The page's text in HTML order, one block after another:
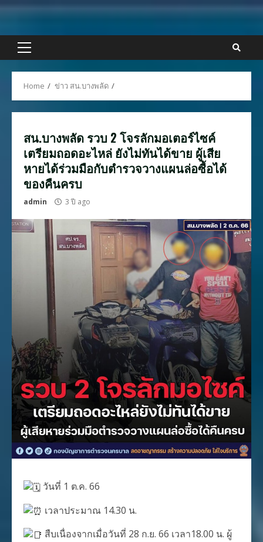
Skip
content
Primary
Home ข่าว สน.บางพลัด
สน.บางพลัด รวบ 2 โจรลักมอเตอร์ไซค์
เตรียมถอดอะไหล่ ยังไม่ทันได้ขาย ผู้เสีย
หายได้ร่วมมือกับตำรวจวางแผนล่อซื้อได้
ของคืนครบ
admin 3 ปี ago
วันที่ 1 ต.ค. 66
เวลาประมาณ 14.30 น.
สืบเนื่องจากเมื่อวันที่ 28 ก.ย. 66 เวลา18.00 น. ผู้